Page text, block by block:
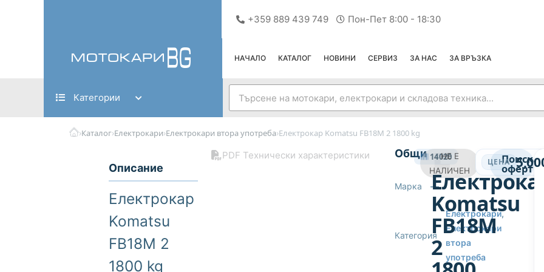
+359 889 439 749 Пон-Пет 8:00 - 18:30
НАЧАЛО КАТАЛОГ НОВИНИ СЕРВИЗ ЗА НАС ЗА ВРЪЗКА
Категории
›Каталог›Електрокари›Електрокари втора употреба›Електрокар Komatsu FB18M 2 1800 kg
Описание
Електрокар
Komatsu
FB18M 2
1800 kg
PDF Технически характеристики Общи
Марка —
Категория
Електрокари,
Електрокари
втора
употреба
14020
НЕ Е
НАЛИЧЕНЕЛЕКТРОКАРИ ВТОРА УПОТРЕБА
Komatsu
FB18M
2
ЦЕНАоферта